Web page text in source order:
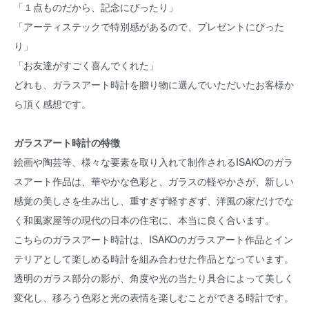
「１点ものだから、記念にぴったり」
「アーティステックで特別感があるので、プレゼントにぴった
り」
「お友達がすごく喜んでくれた」
どれも、ガラスアート時計を贈り物に選んでいただいたお客様か
ら頂く感想です。
ガラスアート時計の特徴
絵画や陶芸等、様々な要素を取り入れて制作されるISAKOのガラ
スアート作品は、華やかな色彩と、ガラスの軽やかさが、新しい
感覚の美しさを生み出し、重すぎず軽すぎず、洋風の家だけでな
く和風家屋等の現代の日本の住宅に、本当に良く合います。
こちらのガラスアート時計は、ISAKOのガラスアート作品とイン
テリアとして楽しめる時計を組み合わせた作品となっています。
透明のガラス部分の影が、角度や光の当たり具合によって美しく
変化し、移ろう色彩と光の表情を楽しむことができる時計です。